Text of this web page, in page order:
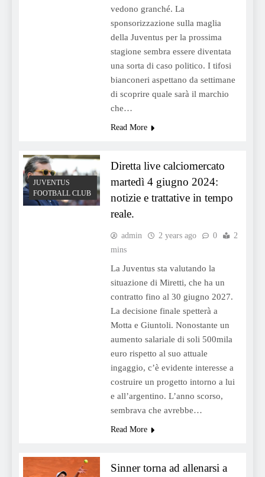
vedono granché. La
sponsorizzazione sulla maglia
della Juventus per la prossima
stagione sembra essere diventata
una sorta di caso politico. I tifosi
bianconeri aspettano da settimane
di scoprire quale sarà il marchio
che…
Read More
JUVENTUS
FOOTBALL CLUB
Diretta live calciomercato
martedì 4 giugno 2024:
notizie e trattative in tempo
reale.
admin 2 years ago 0
2
mins
La Juventus sta valutando la
situazione di Miretti, che ha un
contratto fino al 30 giugno 2027.
La decisione finale spetterà a
Motta e Giuntoli. Nonostante un
aumento salariale di soli 500mila
euro rispetto al suo attuale
ingaggio, c’è evidente interesse a
costruire un progetto intorno a lui
e all’argentino. L’anno scorso,
sembrava che avrebbe…
Read More
Sinner torna ad allenarsi a